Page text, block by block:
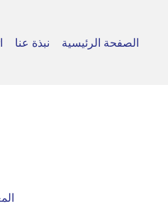
الصفحة الرئيسية نبذة عنا